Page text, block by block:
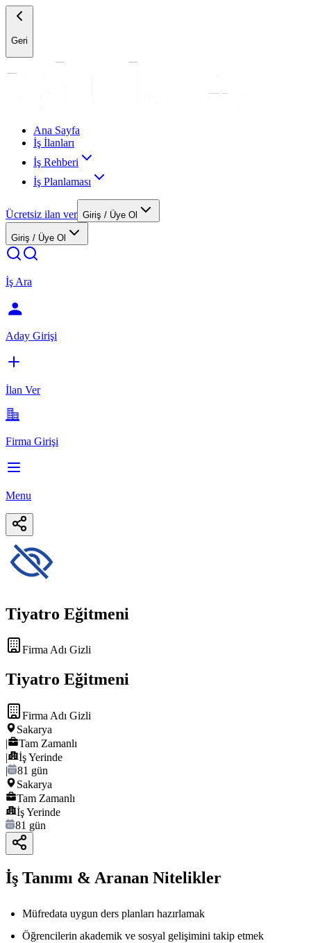
Geri
Ana Sayfa
İş İlanları
İş Rehberi
İş Planlaması
Ücretsiz ilan ver Giriş / Üye Ol
Giriş / Üye Ol
İş Ara
Aday Girişi
İlan Ver
Firma Girişi
Menu
Tiyatro Eğitmeni
Firma Adı Gizli
Tiyatro Eğitmeni
Firma Adı Gizli
Sakarya
|
Tam Zamanlı
|
İş Yerinde
|
81 gün
Sakarya
Tam Zamanlı
İş Yerinde
81 gün
İş Tanımı & Aranan Nitelikler
Müfredata uygun ders planları hazırlamak
Öğrencilerin akademik ve sosyal gelişimini takip etmek